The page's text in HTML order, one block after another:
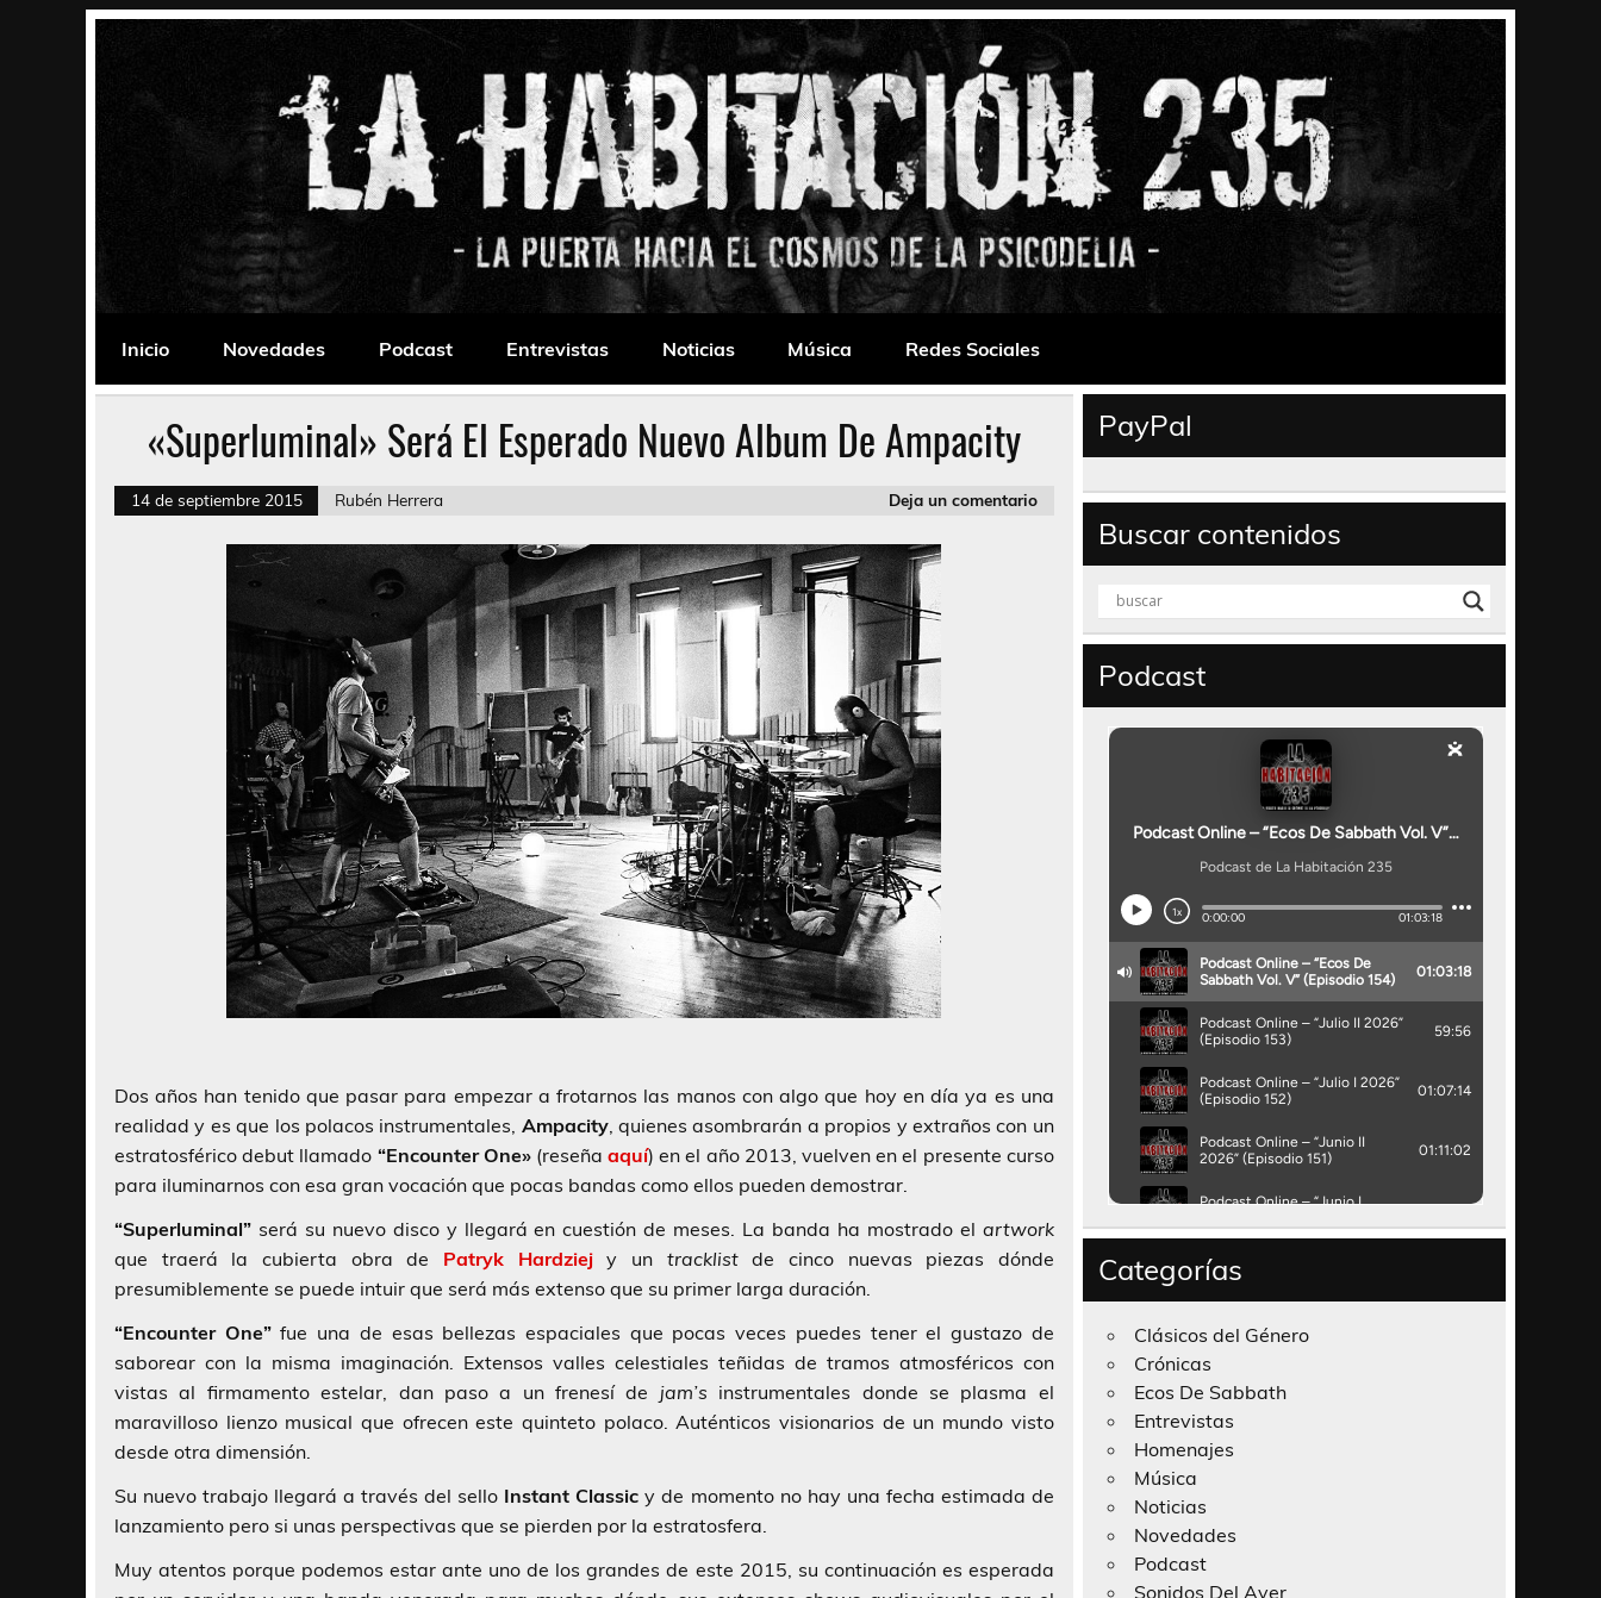
La Habitación 235
Inicio
Novedades Podcast Entrevistas Noticias Música Redes Sociales
«Superluminal» Será El Esperado Nuevo Album De Ampacity
14 de septiembre 2015 Rubén Herrera Deja un comentario
Dos años han tenido que pasar para empezar a frotarnos las manos con algo que hoy en día ya es una
realidad y es que los polacos instrumentales, Ampacity, quienes asombrarán a propios y extraños con un
estratosférico debut llamado “Encounter One» (reseñaaquí) en el año 2013, vuelven en el presente curso
para iluminarnos con esa gran vocación que pocas bandas como ellos pueden demostrar.
“Superluminal” será su nuevo disco y llegará en cuestión de meses. La banda ha mostrado el artwork
que traerá la cubierta obra de Patryk Hardziejy un tracklistde cinco nuevas piezas dónde
presumiblemente se puede intuir que será más extenso que su primer larga duración.
“Encounter One”fue una de esas bellezas espaciales que pocas veces puedes tener el gustazo de
saborear con la misma imaginación. Extensos valles celestiales teñidas de tramos atmosféricos con
vistas al firmamento estelar, dan paso a un frenesí de jam’s instrumentales donde se plasma el
maravilloso lienzo musical que ofrecen este quinteto polaco. Auténticos visionarios de un mundo visto
desde otra dimensión.
Su nuevo trabajo llegará a través del sello Instant Classicy de momento no hay una fecha estimada de
lanzamiento pero si unas perspectivas que se pierden por la estratosfera.
Muy atentos porque podemos estar ante uno de los grandes de este 2015, su continuación es esperada
PayPal
Buscar contenidos
Podcast
Categorías
Clásicos del Género
Crónicas
Ecos De Sabbath
Entrevistas
Homenajes
Música
Noticias
Novedades
Podcast
Sonidos Del Ayer